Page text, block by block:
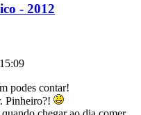
- 2012
podes contar!
Pinheiro?!